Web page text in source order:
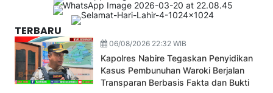
TERBARU
06/08/2026 22:32 WIB
Kapolres Nabire Tegaskan Penyidikan
Kasus Pembunuhan Waroki Berjalan
Transparan Berbasis Fakta dan Bukti